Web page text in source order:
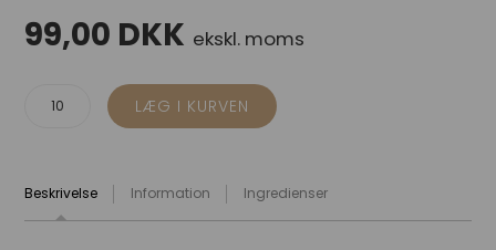
99,00 DKK ekskl. moms
Beskrivelse Information Ingredienser